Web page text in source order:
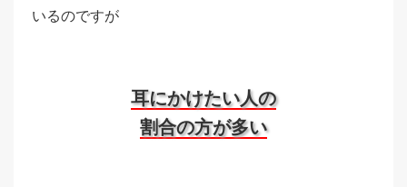
いるのですが
耳にかけたい人の
割合の方が多い